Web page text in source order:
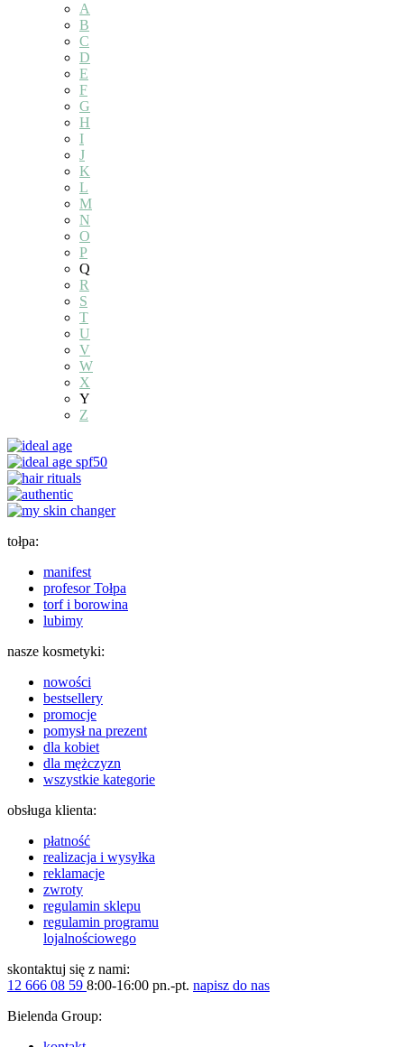
A
B
C
D
E
F
G
H
I
J
K
L
M
N
O
P
Q
R
S
T
U
V
W
X
Y
Z
tołpa:
manifest
profesor Tołpa
torf i borowina
lubimy
nasze kosmetyki:
nowości
bestsellery
promocje
pomysł na prezent
dla kobiet
dla mężczyzn
wszystkie kategorie
obsługa klienta:
płatność
realizacja i wysyłka
reklamacje
zwroty
regulamin sklepu
regulamin programu
lojalnościowego
skontaktuj się z nami:
12 666 08 59 8:00-16:00 pn.-pt. napisz do nas
Bielenda Group: